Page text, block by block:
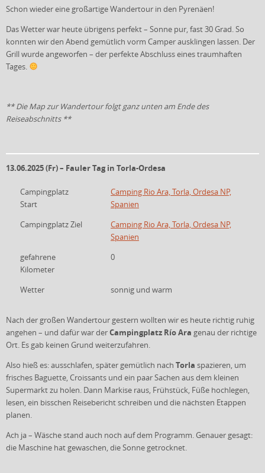
Schon wieder eine großartige Wandertour in den Pyrenäen!
Das Wetter war heute übrigens perfekt – Sonne pur, fast 30 Grad. So
konnten wir den Abend gemütlich vorm Camper ausklingen lassen. Der
Grill wurde angeworfen – der perfekte Abschluss eines traumhaften
Tages.
** Die Map zur Wandertour folgt ganz unten am Ende des
Reiseabschnitts **
13.06.2025 (Fr) – Fauler Tag in Torla-Ordesa
Campingplatz
Start
Camping Rio Ara, Torla, Ordesa NP,
Spanien
Campingplatz Ziel
Camping Rio Ara, Torla, Ordesa NP,
Spanien
gefahrene
Kilometer
0
Wetter sonnig und warm
Nach der großen Wandertour gestern wollten wir es heute richtig ruhig
angehen – und dafür war derCampingplatz Río Ara genau der richtige
Ort. Es gab keinen Grund weiterzufahren.
Also hieß es: ausschlafen, später gemütlich nach Torla spazieren, um
frisches Baguette, Croissants und ein paar Sachen aus dem kleinen
Supermarkt zu holen. Dann Markise raus, Frühstück, Füße hochlegen,
lesen, ein bisschen Reisebericht schreiben und die nächsten Etappen
planen.
Ach ja – Wäsche stand auch noch auf dem Programm. Genauer gesagt:
die Maschine hat gewaschen, die Sonne getrocknet.